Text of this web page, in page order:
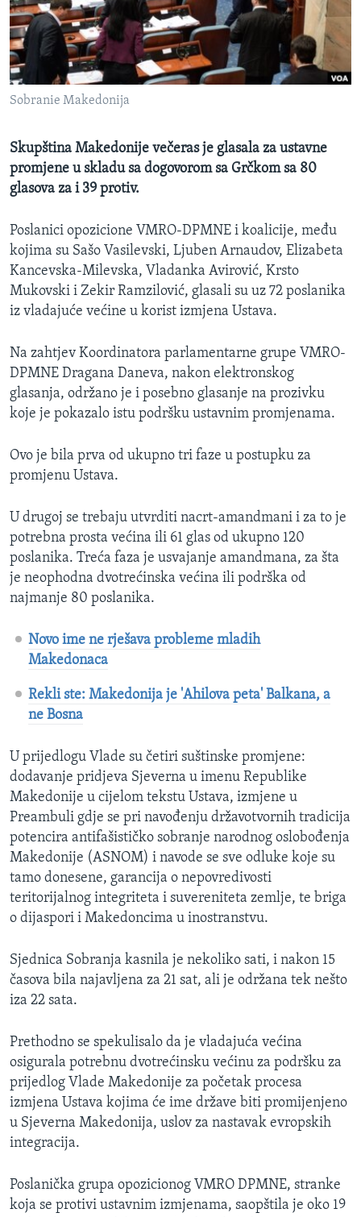
MAGAZIN
O GLASU AMERIKE
Learning English
Sobranie Makedonija
Skupština Makedonije večeras je glasala za ustavne
promjene u skladu sa dogovorom sa Grčkom sa 80
glasova za i 39 protiv.
Poslanici opozicione VMRO-DPMNE i koalicije, među
kojima su Sašo Vasilevski, Ljuben Arnaudov, Elizabeta
Kancevska-Milevska, Vladanka Avirović, Krsto
Mukovski i Zekir Ramzilović, glasali su uz 72 poslanika
iz vladajuće većine u korist izmjena Ustava.
Na zahtjev Koordinatora parlamentarne grupe VMRO-
DPMNE Dragana Daneva, nakon elektronskog
glasanja, održano je i posebno glasanje na prozivku
koje je pokazalo istu podršku ustavnim promjenama.
Ovo je bila prva od ukupno tri faze u postupku za
promjenu Ustava.
U drugoj se trebaju utvrditi nacrt-amandmani i za to je
potrebna prosta većina ili 61 glas od ukupno 120
poslanika. Treća faza je usvajanje amandmana, za šta
je neophodna dvotrećinska većina ili podrška od
najmanje 80 poslanika.
Novo ime ne rješava probleme mladih
Makedonaca
Rekli ste: Makedonija je 'Ahilova peta' Balkana, a
ne Bosna
U prijedlogu Vlade su četiri suštinske promjene:
dodavanje pridjeva Sjeverna u imenu Republike
Makedonije u cijelom tekstu Ustava, izmjene u
Preambuli gdje se pri navođenju državotvornih tradicija
potencira antifašističko sobranje narodnog oslobođenja
Makedonije (ASNOM) i navode se sve odluke koje su
tamo donesene, garancija o nepovredivosti
teritorijalnog integriteta i suvereniteta zemlje, te briga
o dijaspori i Makedoncima u inostranstvu.
Sjednica Sobranja kasnila je nekoliko sati, i nakon 15
časova bila najavljena za 21 sat, ali je održana tek nešto
iza 22 sata.
Prethodno se spekulisalo da je vladajuća većina
osigurala potrebnu dvotrećinsku većinu za podršku za
prijedlog Vlade Makedonije za početak procesa
izmjena Ustava kojima će ime države biti promijenjeno
u Sjeverna Makedonija, uslov za nastavak evropskih
integracija.
Poslanička grupa opozicionog VMRO DPMNE, stranke
koja se protivi ustavnim izmjenama, saopštila je oko 19